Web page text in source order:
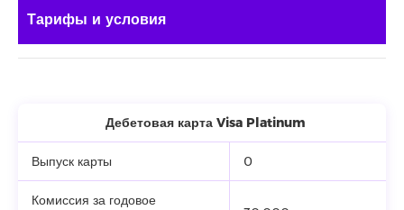
Тарифы и условия
Дебетовая карта Visa Platinum
Выпуск карты 0
Комиссия за годовое